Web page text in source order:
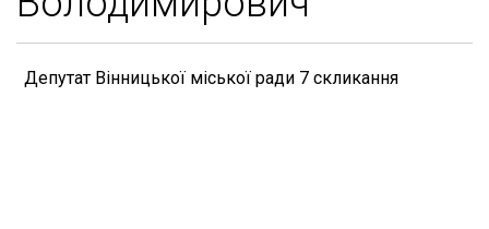
Депутат Вінницької міської ради 7 скликання